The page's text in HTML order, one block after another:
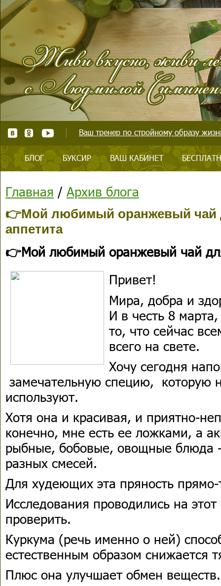
Ваш тренер по стройному образу
БЛОГ БУКСИР ВАШ КАБИНЕТ
Главная / Архив блога
👉Мой любимый оранжевый чай
аппетита
👉Мой любимый оранжевый чай
Привет!
Мира, добра и
И в честь 8
то, что сейчас
всего на свете.
Хочу сегодня
замечательную специю, которую
используют.
Хотя она и красивая, и приятно-
конечно, мне есть ее ложками, а
рыбные, бобовые, овощные блюда -
разных смесей.
Для худеющих эта пряность прямо-
Исследования проводились на
проверить.
Куркума (речь именно о ней)
естественным образом снижается
Плюс она улучшает обмен веществ.